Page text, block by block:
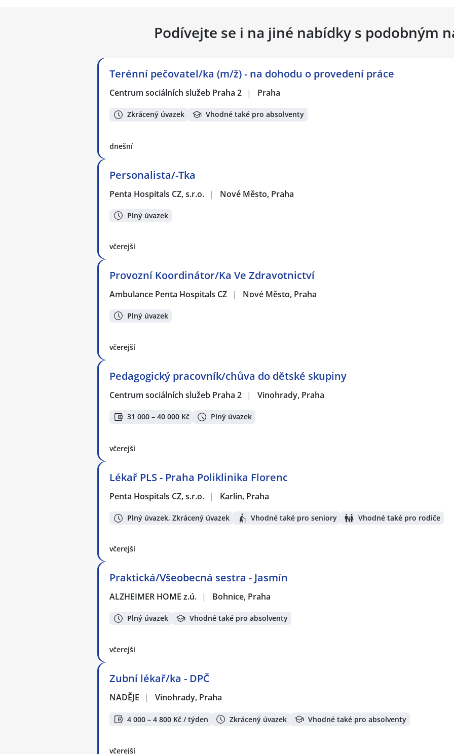
Podívejte se i na jiné nabídky s podobným
Terénní pečovatel/ka (m/ž) - na dohodu o provedení práce
Centrum sociálních služeb Praha 2 | Praha
Zkrácený úvazek Vhodné také pro absolventy
dnešní
Personalista/-Tka
Penta Hospitals CZ, s.r.o. | Nové Město, Praha
Plný úvazek
včerejší
Provozní Koordinátor/Ka Ve Zdravotnictví
Ambulance Penta Hospitals CZ | Nové Město, Praha
Plný úvazek
včerejší
Pedagogický pracovník/chůva do dětské skupiny
Centrum sociálních služeb Praha 2 | Vinohrady, Praha
31 000 – 40 000 Kč Plný úvazek
včerejší
Lékař PLS - Praha Poliklinika Florenc
Penta Hospitals CZ, s.r.o. | Karlín, Praha
Plný úvazek, Zkrácený úvazek Vhodné také pro seniory Vhodné také pro rodiče
včerejší
Praktická/Všeobecná sestra - Jasmín
ALZHEIMER HOME z.ú. | Bohnice, Praha
Plný úvazek Vhodné také pro absolventy
včerejší
Zubní lékař/ka - DPČ
NADĚJE | Vinohrady, Praha
4 000 – 4 800 Kč / týden Zkrácený úvazek Vhodné také pro absolventy
včerejší